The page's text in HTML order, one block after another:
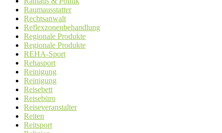
Raumausstatter
Rechtsanwalt
Reflexzonenbehandlung
Regionale Produkte
Regionale Produkte
REHA-Sport
Rehasport
Reinigung
Reinigung
Reisebett
Reisebüro
Reiseveranstalter
Reiten
Reitsport